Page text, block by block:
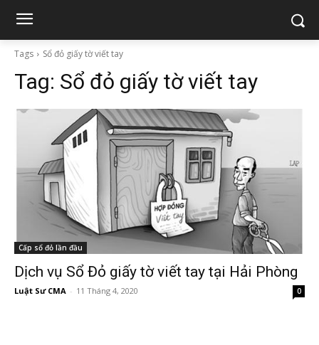
Tags Sổ đỏ giấy tờ viết tay
Tag: Sổ đỏ giấy tờ viết tay
Cấp sổ đỏ lần đầu
Dịch vụ Sổ Đỏ giấy tờ viết tay tại Hải Phòng
Luật Sư CMA - 11 Tháng 4, 2020 0